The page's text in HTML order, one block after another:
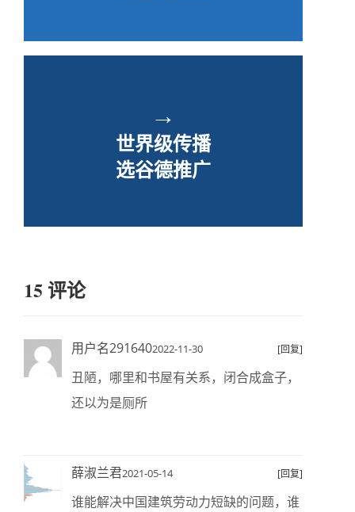
→
世界级传播
选谷德推广
15 评论
用户名2916402022-11-30 [回复]
丑陋，哪里和书屋有关系，闭合成盒子，
还以为是厕所
薛淑兰君2021-05-14 [回复]
谁能解决中国建筑劳动力短缺的问题，谁